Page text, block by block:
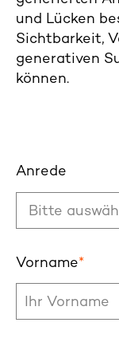
und Lücken
Sichtbarkeit,
generativen
können.
Anrede
Vorname*